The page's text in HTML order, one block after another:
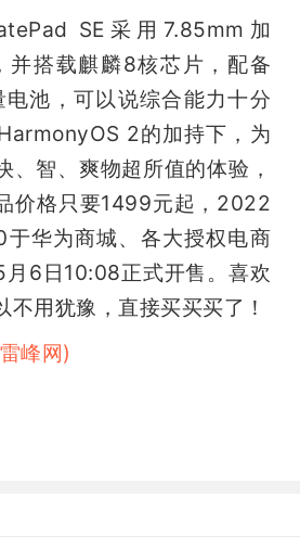
SE采用7.85mm加
并搭载麒麟8核芯片，配备
池，可以说综合能力十分
2的加持下，为
、智、爽物超所值的体验，
价格只要1499元起，2022
华为商城、各大授权电商
6日10:08正式开售。喜欢
不用犹豫，直接买买买了！
峰网)